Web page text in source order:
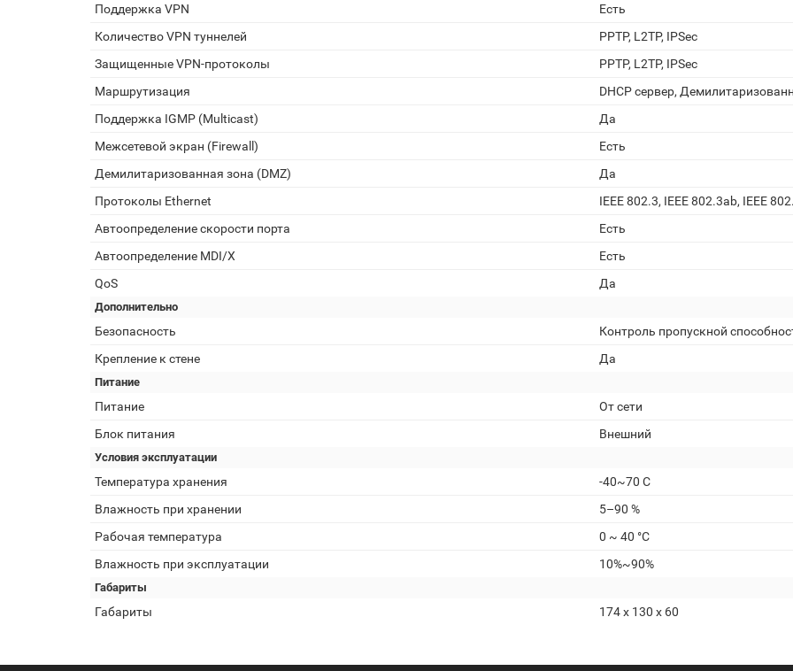
Поддержка VPN
Есть
Количество VPN туннелей
PPTP, L2TP, IPSec
Защищенные VPN-протоколы
PPTP, L2TP, IPSec
Маршрутизация
DHCP сервер,
Поддержка IGMP (Multicast)
Да
Межсетевой экран (Firewall)
Есть
Демилитаризованная зона (DMZ)
Да
Протоколы Ethernet
IEEE 802.3, IEEE 802.3ab, IEEE
Автоопределение скорости порта
Есть
Автоопределение MDI/X
Есть
QoS
Да
Дополнительно
Безопасность
Контроль пропускной
Крепление к стене
Да
Питание
Питание
От сети
Блок питания
Внешний
Условия эксплуатации
Температура хранения
-40~70 С
Влажность при хранении
5–90 %
Рабочая температура
0 ~ 40 °C
Влажность при эксплуатации
10%~90%
Габариты
Габариты 174 х 130 х 60